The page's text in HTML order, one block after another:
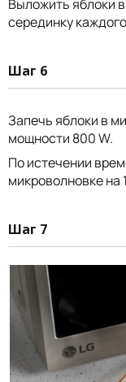
Выложить яблоки
серединку
Шаг 6
Запечь яблоки в
мощности 800 W.
По истечении
микроволновке на
Шаг 7